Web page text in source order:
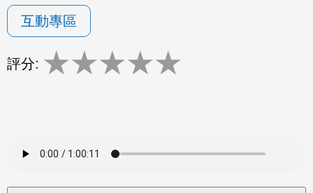
互動專區
評分: ★★★★★